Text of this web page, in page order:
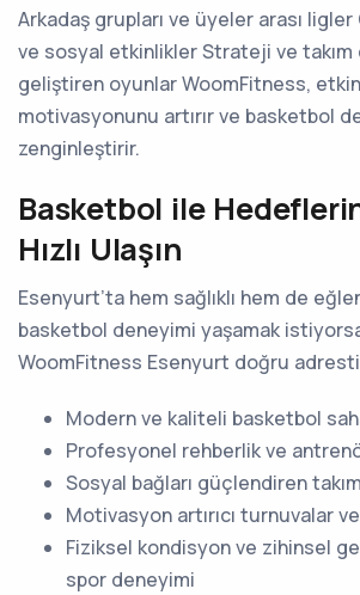
Arkadaş grupları ve üyeler arası ligler
ve sosyal etkinlikler Strateji ve takım
geliştiren oyunlar WoomFitness,
motivasyonunu artırır ve basketbol
zenginleştirir.
Basketbol ile
Hızlı Ulaşın
Esenyurt’ta hem sağlıklı hem de
basketbol deneyimi yaşamak
WoomFitness Esenyurt doğru
Modern ve kaliteli basketbol
Profesyonel rehberlik ve
Sosyal bağları güçlendiren
Motivasyon artırıcı turnuvalar
Fiziksel kondisyon ve zihinsel
spor deneyimi